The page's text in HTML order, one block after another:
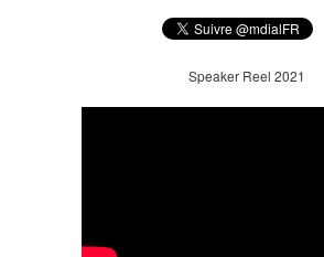
Speaker Reel 2021